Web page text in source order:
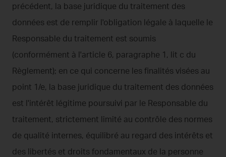
précédent, la base juridique du traitement des
données est de remplir l'obligation légale à laquelle le
Responsable du traitement est soumis
(conformément à l'article 6, paragraphe 1, lit c du
Règlement); en ce qui concerne les finalités visées au
point 1/e, la base juridique du traitement des données
est l'intérêt légitime poursuivi par le Responsable du
traitement, strictement limité au contrôle des normes
de qualité internes, équilibré au regard des intérêts et
des libertés et droits fondamentaux de la personne